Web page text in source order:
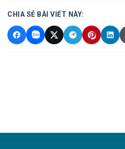
CHIA SẺ BÀI VIẾT NÀY: